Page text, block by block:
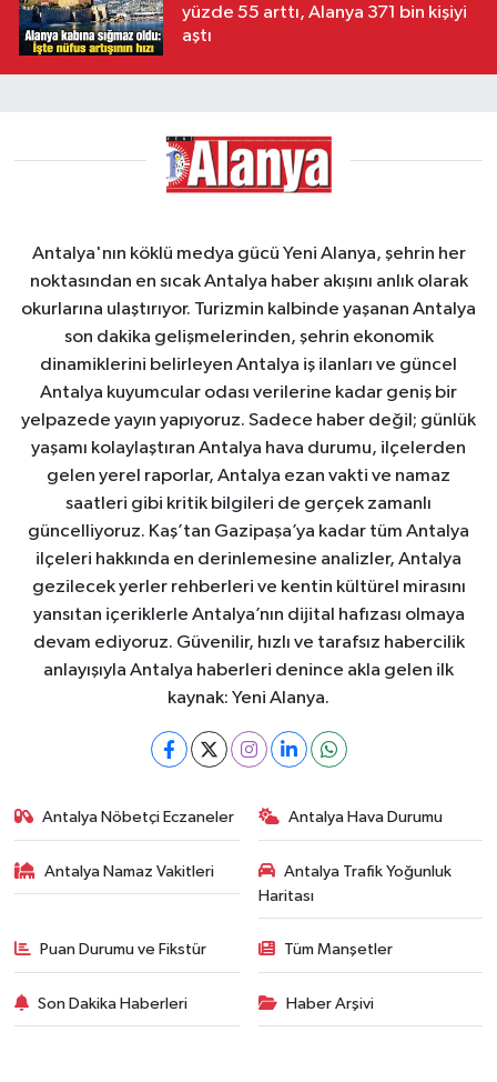
yüzde 55 arttı, Alanya 371 bin kişiyi
aştı
Antalya'nın köklü medya gücü Yeni Alanya, şehrin her
noktasından en sıcak Antalya haber akışını anlık olarak
okurlarına ulaştırıyor. Turizmin kalbinde yaşanan Antalya
son dakika gelişmelerinden, şehrin ekonomik
dinamiklerini belirleyen Antalya iş ilanları ve güncel
Antalya kuyumcular odası verilerine kadar geniş bir
yelpazede yayın yapıyoruz. Sadece haber değil; günlük
yaşamı kolaylaştıran Antalya hava durumu, ilçelerden
gelen yerel raporlar, Antalya ezan vakti ve namaz
saatleri gibi kritik bilgileri de gerçek zamanlı
güncelliyoruz. Kaş’tan Gazipaşa’ya kadar tüm Antalya
ilçeleri hakkında en derinlemesine analizler, Antalya
gezilecek yerler rehberleri ve kentin kültürel mirasını
yansıtan içeriklerle Antalya’nın dijital hafızası olmaya
devam ediyoruz. Güvenilir, hızlı ve tarafsız habercilik
anlayışıyla Antalya haberleri denince akla gelen ilk
kaynak: Yeni Alanya.
Antalya Nöbetçi Eczaneler Antalya Hava Durumu
Antalya Namaz Vakitleri
Antalya Trafik Yoğunluk
Haritası
Puan Durumu ve Fikstür Tüm Manşetler
Son Dakika Haberleri Haber Arşivi